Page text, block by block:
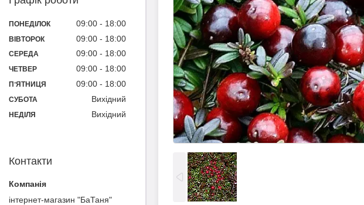
ПОНЕДІЛОК 09:00 18:00
ВІВТОРОК 09:00 18:00
СЕРЕДА 09:00 18:00
ЧЕТВЕР 09:00 18:00
ПʼЯТНИЦЯ 09:00 18:00
СУБОТА Вихідний
НЕДІЛЯ Вихідний
Контакти
інтернет-магазин "БаТаня"